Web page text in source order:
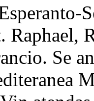
Raphael,
Se